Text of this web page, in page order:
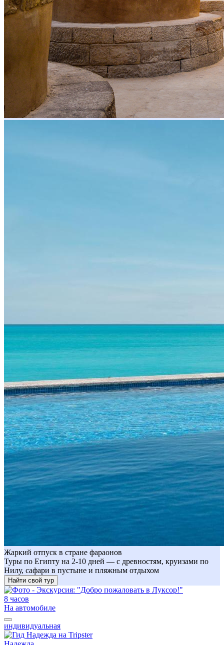
Жаркий отпуск в стране фараонов
Туры по Египту на 2-10 дней — с древностям, круизами по
Нилу, сафари в пустыне и пляжным отдыхом
Найти свой тур
8 часов
На автомобиле
индивидуальная